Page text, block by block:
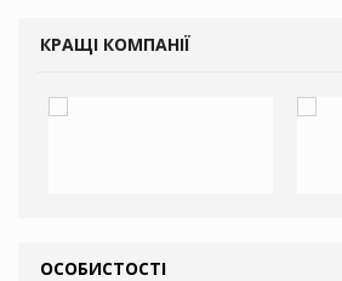
КРАЩІ КОМПАНІЇ
ОСОБИСТОСТІ